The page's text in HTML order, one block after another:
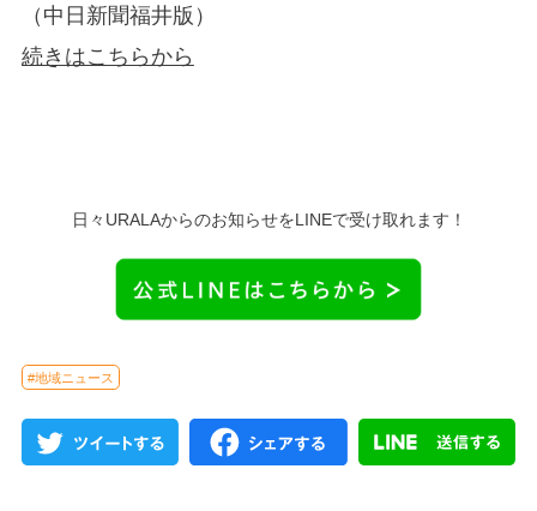
（中日新聞福井版）
続きはこちらから
日々URALAからのお知らせをLINEで受け取れます！
#地域ニュース